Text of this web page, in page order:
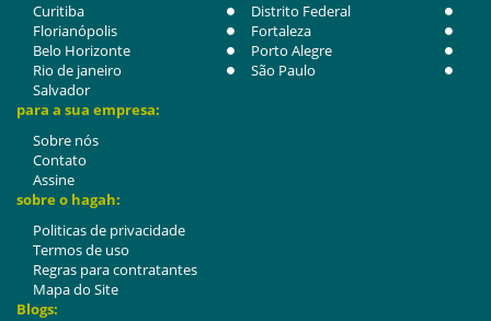
Curitiba
Distrito Federal
Florianópolis
Fortaleza
Belo Horizonte
Porto Alegre
Rio de janeiro
São Paulo
Salvador
para a sua empresa:
Sobre nós
Contato
Assine
sobre o hagah:
Politicas de privacidade
Termos de uso
Regras para contratantes
Mapa do Site
Blogs: